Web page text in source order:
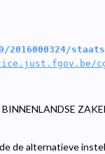
de alternatieve